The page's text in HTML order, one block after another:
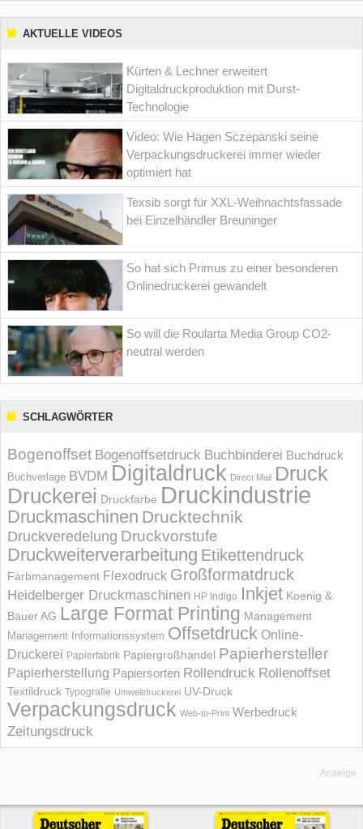
AKTUELLE VIDEOS
Kürten & Lechner erweitert
Digitaldruckproduktion mit Durst-
Technologie
Video: Wie Hagen Sczepanski seine
Verpackungsdruckerei immer wieder
optimiert hat
Texsib sorgt für XXL-Weihnachtsfassade
bei Einzelhändler Breuninger
So hat sich Primus zu einer besonderen
Onlinedruckerei gewandelt
So will die Roularta Media Group CO2-
neutral werden
SCHLAGWÖRTER
Bogenoffset Bogenoffsetdruck Buchbinderei Buchdruck
Buchverlage BVDM Digitaldruck Direct Mail Druck
Druckerei Druckfarbe Druckindustrie
Druckmaschinen Drucktechnik
Druckveredelung Druckvorstufe
Druckweiterverarbeitung Etikettendruck
Farbmanagement Flexodruck Großformatdruck
Heidelberger Druckmaschinen HP Indigo Inkjet Koenig &
Bauer AG Large Format Printing Management
Management Informations­system Offsetdruck Online-
Druckerei Papierfabrik Papiergroßhandel Papierhersteller
Papierherstellung Papiersorten Rollendruck Rollenoffset
Textildruck Typografie Umweltdruckerei UV-Druck
Verpackungsdruck Web-to-Print Werbedruck
Zeitungsdruck
Anzeige